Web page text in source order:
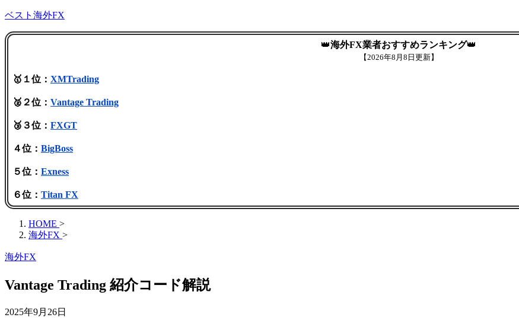
ベスト海外FX
👑海外FX業者おすすめランキング👑
【2026年8月8日更新】
🥇１位： XMTrading
🥈２位： Vantage Trading
🥉３位： FXGT
４位： BigBoss
５位： Exness
６位： Titan FX
HOME >
海外FX >
海外FX
Vantage Trading 紹介コード解説
2025年9月26日